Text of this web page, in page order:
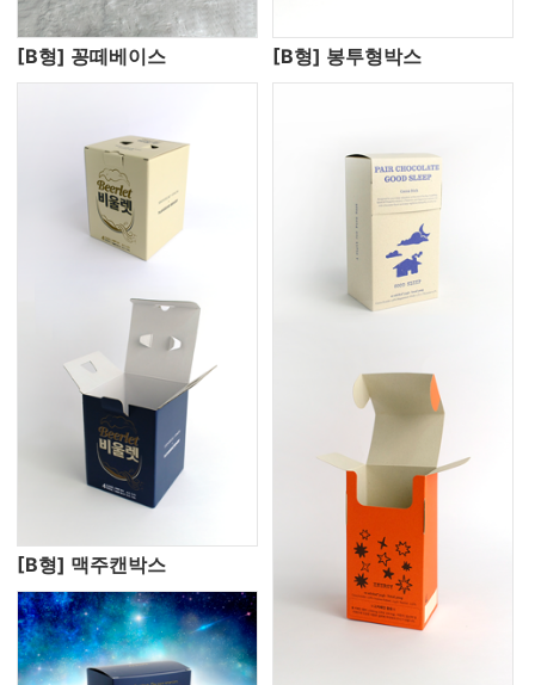
[B형] 꽁떼베이스
[B형] 맥주캔박스
[B형] 봉투형박스